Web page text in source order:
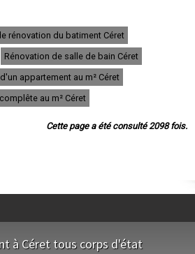
rénovation du batiment Céret
Rénovation de salle de bain Céret
appartement au m² Céret
au m² Céret
Cette page a été consulté 2098 fois.
à Céret tous corps d'état